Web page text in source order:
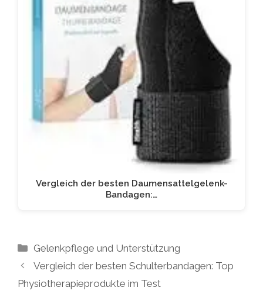
Vergleich der besten Daumensattelgelenk-
Bandagen:…
Kategorien
Gelenkpflege und Unterstützung
Vergleich der besten Schulterbandagen: Top
Physiotherapieprodukte im Test